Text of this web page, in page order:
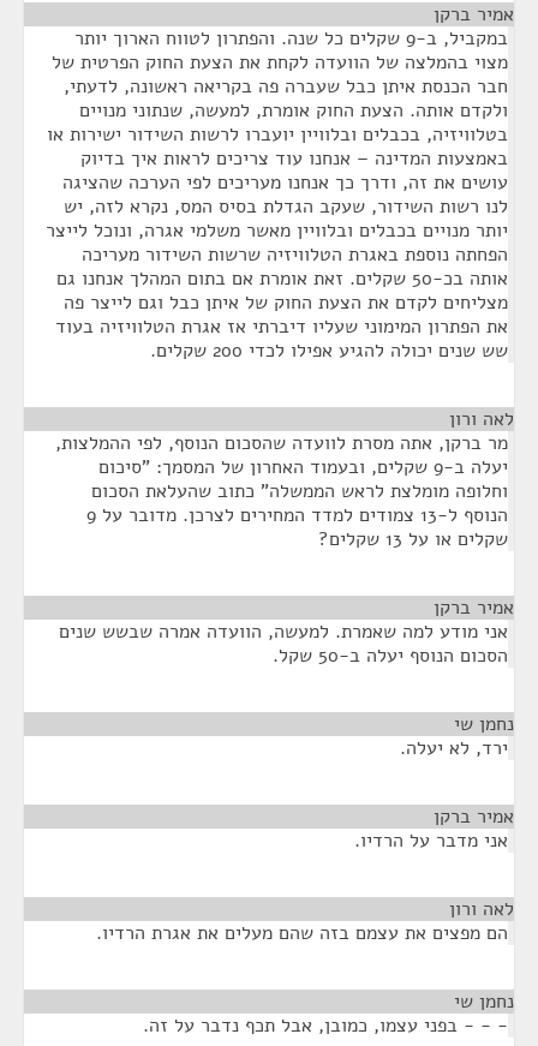
אמיר ברקן
במקביל, ב-9 שקלים כל שנה. והפתרון לטווח הארוך יותר
מצוי בהמלצה של הוועדה לקחת את הצעת החוק הפרטית של
חבר הכנסת איתן כבל שעברה פה בקריאה ראשונה, לדעתי,
ולקדם אותה. הצעת החוק אומרת, למעשה, שנתוני מנויים
בטלוויזיה, בכבלים ובלוויין יועברו לרשות השידור ישירות או
באמצעות המדינה – אנחנו עוד צריכים לראות איך בדיוק
עושים את זה, ודרך כך אנחנו מעריכים לפי הערכה שהציגה
לנו רשות השידור, שעקב הגדלת בסיס המס, נקרא לזה, יש
יותר מנויים בכבלים ובלוויין מאשר משלמי אגרה, ונוכל לייצר
הפחתה נוספת באגרת הטלוויזיה שרשות השידור מעריכה
אותה בכ-50 שקלים. זאת אומרת אם בתום המהלך אנחנו גם
מצליחים לקדם את הצעת החוק של איתן כבל וגם לייצר פה
את הפתרון המימוני שעליו דיברתי אז אגרת הטלוויזיה בעוד
שש שנים יכולה להגיע אפילו לכדי 200 שקלים.
לאה ורון
מר ברקן, אתה מסרת לוועדה שהסכום הנוסף, לפי ההמלצות,
יעלה ב-9 שקלים, ובעמוד האחרון של המסמך: "סיכום
וחלופה מומלצת לראש הממשלה" כתוב שהעלאת הסכום
הנוסף ל-13 צמודים למדד המחירים לצרכן. מדובר על 9
שקלים או על 13 שקלים?
אמיר ברקן
אני מודע למה שאמרת. למעשה, הוועדה אמרה שבשש שנים
הסכום הנוסף יעלה ב-50 שקל.
נחמן שי
ירד, לא יעלה.
אמיר ברקן
אני מדבר על הרדיו.
לאה ורון
הם מפצים את עצמם בזה שהם מעלים את אגרת הרדיו.
נחמן שי
- - - בפני עצמו, כמובן, אבל תכף נדבר על זה.